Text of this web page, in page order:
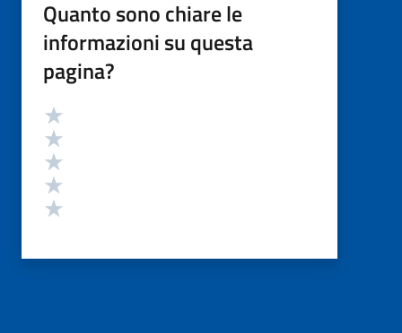
Quanto sono chiare le
informazioni su questa
pagina?
Valutazione